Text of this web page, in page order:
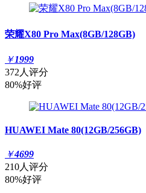
荣耀X80 Pro Max(8GB/128GB)
￥1999
372人评分
80%好评
HUAWEI Mate 80(12GB/256GB)
￥4699
210人评分
80%好评